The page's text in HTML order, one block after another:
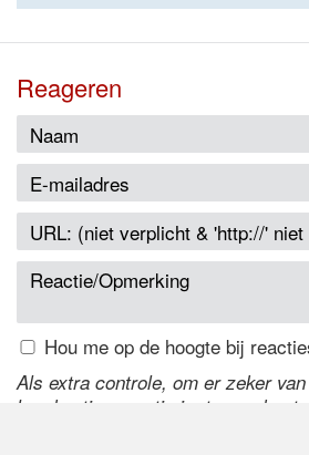
Reageren
Hou me op de hoogte bij
Als extra controle, om er zeker
handmatige reactie is, typ